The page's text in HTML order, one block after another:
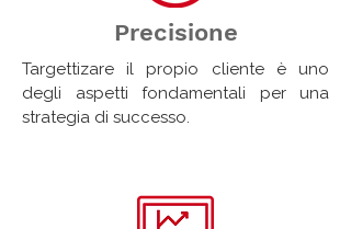
Precisione
Targettizare il propio cliente è uno
degli aspetti fondamentali per una
strategia di successo.